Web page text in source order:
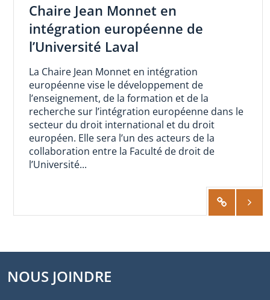
Chaire Jean Monnet en
intégration européenne de
l’Université Laval
La Chaire Jean Monnet en intégration
européenne vise le développement de
l’enseignement, de la formation et de la
recherche sur l’intégration européenne dans le
secteur du droit international et du droit
européen. Elle sera l’un des acteurs de la
collaboration entre la Faculté de droit de
l’Université...
NOUS JOINDRE